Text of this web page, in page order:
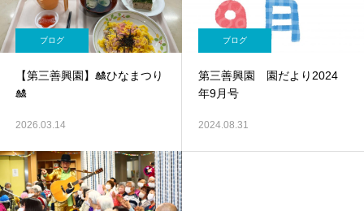
ブログ
【第三善興園】🎎ひなまつり
🎎
2026.03.14
ブログ
第三善興園 園だより2024
年9月号
2024.08.31